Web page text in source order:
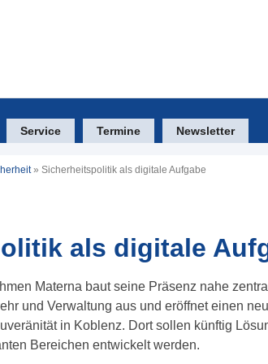
Service Termine Newsletter
» Sicherheitspolitik als digitale Aufgabe
als digitale
Materna baut seine Präsenz nahe
und Verwaltung aus und eröffnet einen
in Koblenz. Dort sollen künftig
Bereichen entwickelt werden.